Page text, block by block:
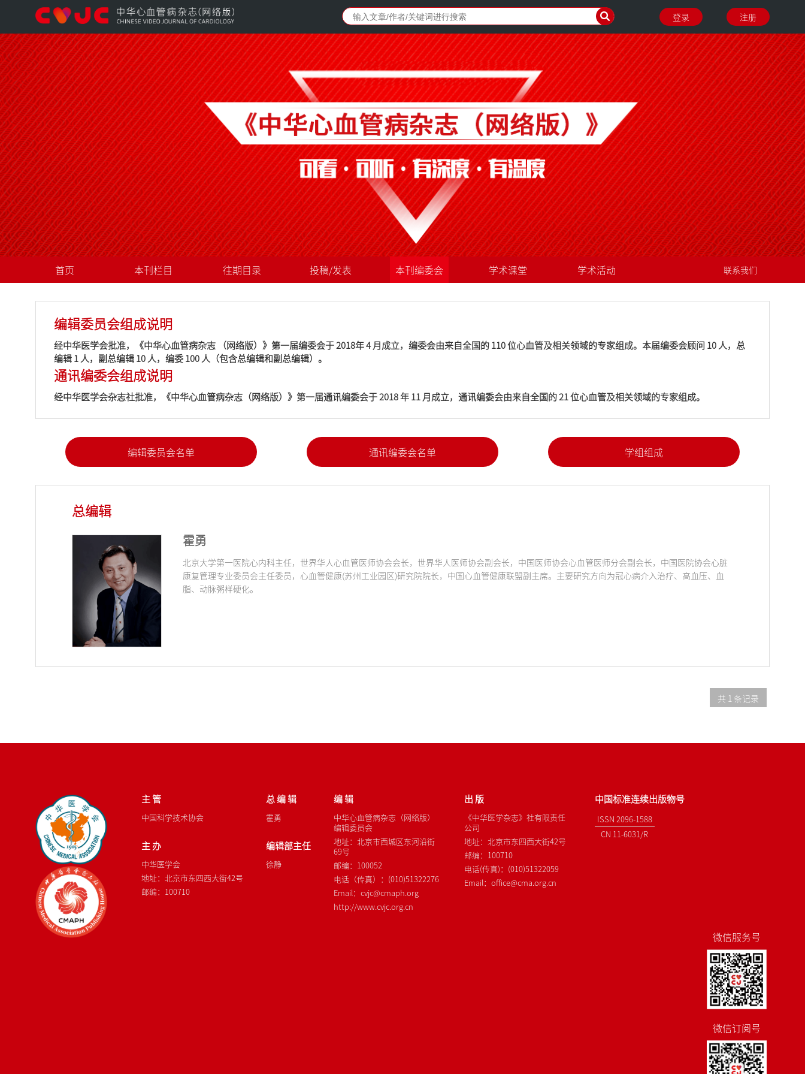
注册
登录
首页 本刊栏目 往期目录 投稿/发表 本刊编委会 学术课堂 学术活动 联系我们
编辑委员会组成说明
经中华医学会批准，《中华心血管病杂志 （网络版）》第一届编委会于 2018年 4 月成立，编委会由来自全国的 110 位心血管及相关领域的专家组成。本届编委会顾问 10 人，总
编辑 1 人，副总编辑 10 人，编委 100 人（包含总编辑和副总编辑）。
通讯编委会组成说明
经中华医学会杂志社批准，《中华心血管病杂志（网络版）》第一届通讯编委会于 2018 年 11 月成立，通讯编委会由来自全国的 21 位心血管及相关领域的专家组成。
编辑委员会名单 通讯编委会名单 学组组成
总编辑
霍勇
北京大学第一医院心内科主任，世界华人心血管医师协会会长，世界华人医师协会副会长，中国医师协会心血管医师分会副会长，中国医院协会心脏
康复管理专业委员会主任委员，心血管健康(苏州工业园区)研究院院长，中国心血管健康联盟副主席。主要研究方向为冠心病介入治疗、高血压、血
脂、动脉粥样硬化。
共 1 条记录
主 管
中国科学技术协会
主 办
中华医学会
地址：北京市东四西大街42号
邮编：100710
总 编 辑
霍勇
编辑部主任
徐静
编 辑
中华心血管病杂志（网络版）
编辑委员会
地址：北京市西城区东河沿街
69号
邮编：100052
电话（传真）：(010)51322276
Email：cvjc@cmaph.org
http://www.cvjc.org.cn
出 版
《中华医学杂志》社有限责任
公司
地址：北京市东四西大街42号
邮编：100710
电话(传真)：(010)51322059
Email：office@cma.org.cn
中国标准连续出版物号
ISSN 2096-1588
CN 11-6031/R
微信服务号
微信订阅号